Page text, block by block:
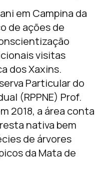
em Campina da
de ações de
visitas
dos Xaxins.
Particular do
(RPPNE) Prof.
2018, a área conta
nativa bem
de árvores
da Mata de